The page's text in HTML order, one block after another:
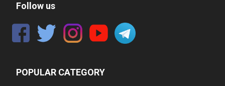
Follow us
POPULAR CATEGORY